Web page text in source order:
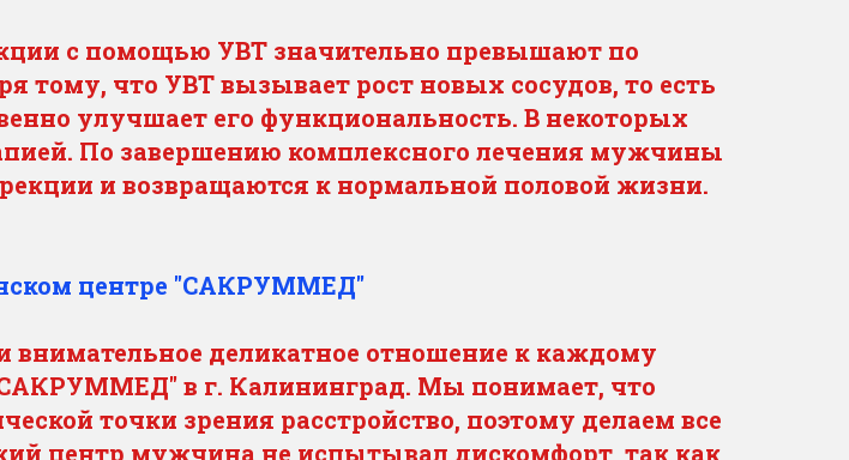
с помощью УВТ значительно превышают по
тому, что УВТ вызывает рост новых сосудов, то есть
улучшает его функциональность. В некоторых
По завершению комплексного лечения мужчины
и возвращаются к нормальной половой жизни.
центре "САКРУММЕД"
внимательное деликатное отношение к каждому
в г. Калининград. Мы понимает, что
точки зрения расстройство, поэтому делаем все
центр мужчина не испытывал дискомфорт, так как